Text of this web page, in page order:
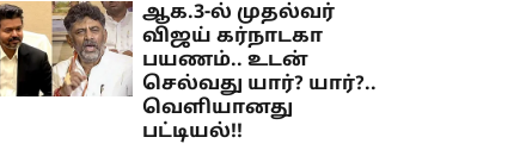
ஆக.3-ல் முதல்வர்
விஜய் கர்நாடகா
பயணம்.. உடன்
செல்வது யார்? யார்?..
வெளியானது
பட்டியல்!!